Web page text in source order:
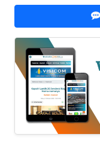
WN
WN
BABEL
WN
SUMBAR